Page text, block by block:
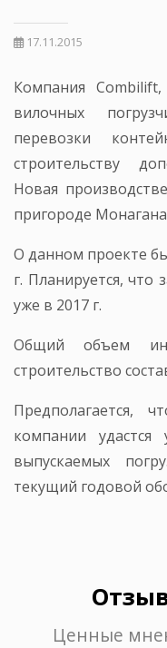
17.11.2015
Компания
вилочных
перевозки
строительству
Новая
пригороде
О данном проекте
г. Планируется, что
уже в 2017 г.
Общий объем
строительство
Предполагается,
компании
выпускаемых
текущий годовой
Ценные